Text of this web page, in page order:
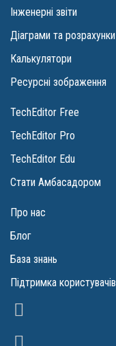
Інженерні звіти
Діаграми та розрахунки
Калькулятори
Ресурсні зображення
TechEditor Free
TechEditor Pro
TechEditor Edu
Стати Амбасадором
Про нас
Блог
База знань
Підтримка користувачів